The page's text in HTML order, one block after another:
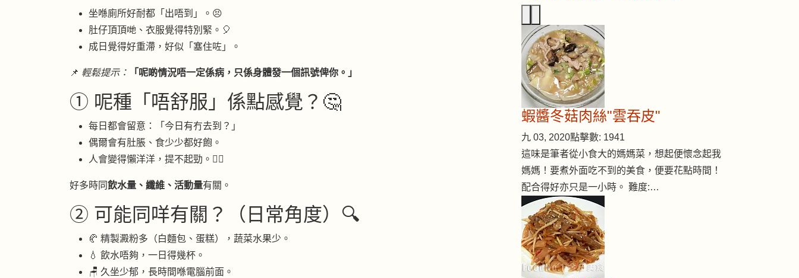
坐喺廁所好耐都「出唔到」。😣
肚仔頂頂哋、衣服覺得特別緊。🎈
成日覺得好重滯，好似「塞住咗」。
📌 輕鬆提示： 「呢啲情況唔一定係病，只係身體發一個訊號俾你。」
① 呢種「唔舒服」係點感覺？🤔
每日都會留意：「今日有冇去到？」
偶爾會有肚脹、食少少都好飽。
人會變得懶洋洋，提不起勁。😮‍💨
好多時同飲水量、纖維、活動量有關。
② 可能同咩有關？（日常角度）🔍
🥐 精製澱粉多（白麵包、蛋糕），蔬菜水果少。
💧 飲水唔夠，一日得幾杯。
🪑 久坐少郁，長時間喺電腦前面。
蝦醬冬菇肉絲"雲吞皮"
九 03, 2020點擊數: 1941
這味是筆者從小食大的媽媽菜，想起便懷念起我
媽媽！要煮外面吃不到的美食，便要花點時間！
配合得好亦只是一小時。 難度:…